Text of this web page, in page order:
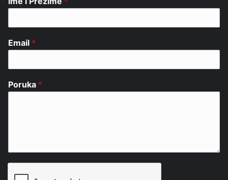
Email *
Poruka *